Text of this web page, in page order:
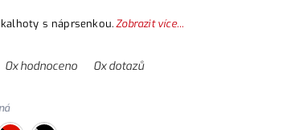
s náprsenkou.Zobrazit více...
0x hodnoceno 0x dotazů